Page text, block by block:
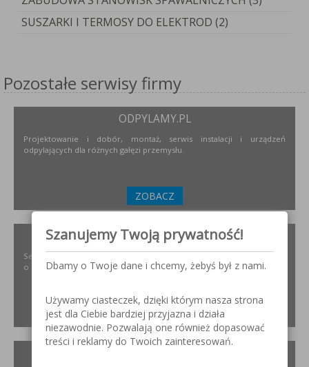
SUSZARKI I TERMOSY DO ELEKTROD (2)
Pozostałe serwisy firmy
ODPYLAMY.PL
Projektowanie i dobór, montaż, serwis instalacji i urządzeń
odpylających dla różnych gałęzi przemysłu.
ZOBACZ
SZLIFOWANIE.INFO
Serwis internetowy poświęcony obróbce stali nierdzewnej. Wszystko
o materiałach, urządzeniach i technologiach.
ZOBACZ
Szanujemy Twoją prywatność!
Dbamy o Twoje dane i chcemy, żebyś był z nami.
Używamy ciasteczek, dzięki którym nasza strona
jest dla Ciebie bardziej przyjazna i działa
niezawodnie. Pozwalają one również dopasować
treści i reklamy do Twoich zainteresowań.